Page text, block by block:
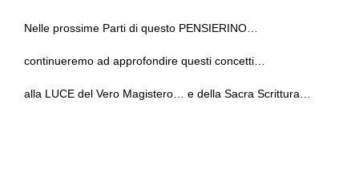
Nelle prossime Parti di questo PENSIERINO…
continueremo ad approfondire questi concetti…
alla LUCE del Vero Magistero… e della Sacra Scrittura…